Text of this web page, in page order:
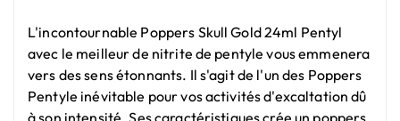
L'incontournable Poppers Skull Gold 24ml Pentyl
avec le meilleur de nitrite de pentyle vous emmenera
vers des sens étonnants. Il s'agit de l'un des Poppers
Pentyle inévitable pour vos activités d'excaltation dû
à son intensité. Ses caractéristiques crée un poppers